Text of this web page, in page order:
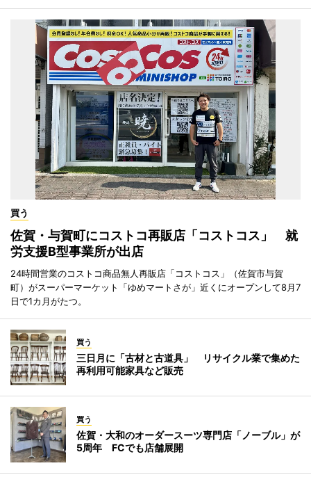
買う
佐賀・与賀町にコストコ再販店「コストコス」 就
労支援B型事業所が出店
24時間営業のコストコ商品無人再販店「コストコス」（佐賀市与賀
町）がスーパーマーケット「ゆめマートさが」近くにオープンして8月7
日で1カ月がたつ。
買う
三日月に「古材と古道具」 リサイクル業で集めた
再利用可能家具など販売
買う
佐賀・大和のオーダースーツ専門店「ノーブル」が
5周年 FCでも店舗展開